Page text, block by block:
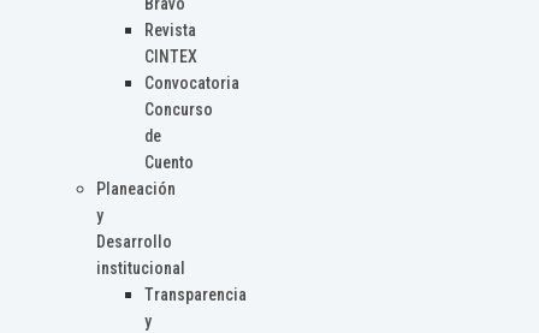
Bravo
Revista
CINTEX
Convocatoria
Concurso
de
Cuento
Planeación
y
Desarrollo
institucional
Transparencia
y